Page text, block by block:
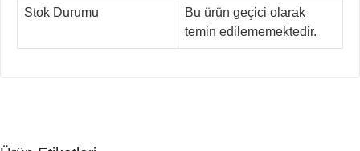
Stok Durumu
Bu ürün geçici olarak
temin edilememektedir.